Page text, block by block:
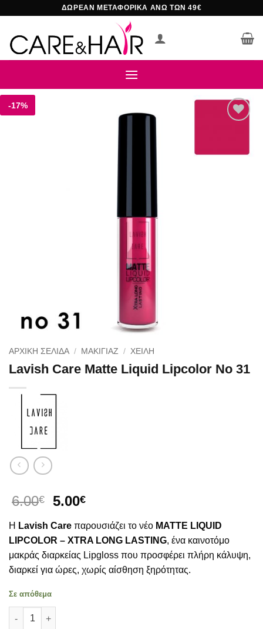
περιεχόμενο
ΔΩΡΕΑΝ ΜΕΤΑΦΟΡΙΚΑ ΑΝΩ ΤΩΝ 49€
-17%
ΑΡΧΙΚΉ ΣΕΛΊΔΑ / ΜΑΚΙΓΙΑΖ / ΧΕΙΛΗ
Lavish Care Matte Liquid Lipcolor No 31
6.00€
Original
was:
6.00€.
5.00€Η
τιμή
είναι:
5.00€.
Η Lavish Care παρουσιάζει το νέο MATTE LIQUID
LIPCOLOR – XTRA LONG LASTING, ένα καινοτόμο
μακράς διαρκείας Lipgloss που προσφέρει πλήρη κάλυψη,
διαρκεί για ώρες, χωρίς αίσθηση ξηρότητας.
Σε απόθεμα
Lavish Care Matte Liquid Lipcolor No 31 ποσότητα